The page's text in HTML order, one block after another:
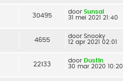
30495
door Sunsai
31 mei 2021 21:40
4655
door Snooky
12 apr 2021 02:01
22133
door Dustin
30 mar 2020 10:20